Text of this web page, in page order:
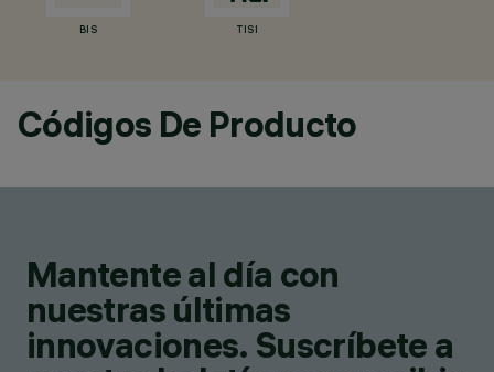
BIS TISI
Códigos De Producto
Mantente al día con
nuestras últimas
innovaciones. Suscríbete a